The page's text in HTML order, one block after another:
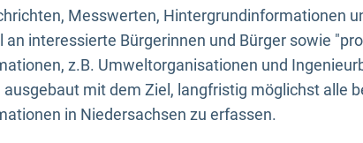
Messwerten, Hintergrundinformationen
an interessierte Bürgerinnen und Bürger sowie
z.B. Umweltorganisationen und
ausgebaut mit dem Ziel, langfristig möglichst alle
in Niedersachsen zu erfassen.